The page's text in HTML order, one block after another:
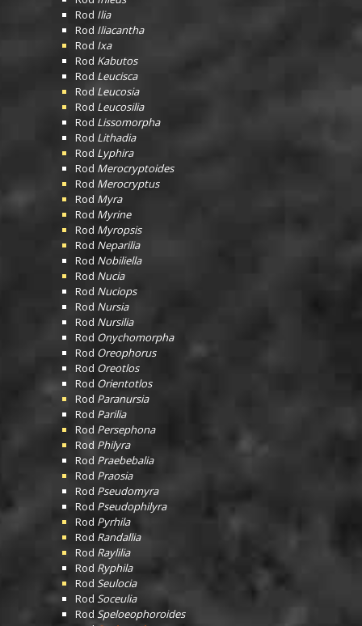
Rod Ilia
Rod Iliacantha
Rod Ixa
Rod Kabutos
Rod Leucisca
Rod Leucosia
Rod Leucosilia
Rod Lissomorpha
Rod Lithadia
Rod Lyphira
Rod Merocryptoides
Rod Merocryptus
Rod Myra
Rod Myrine
Rod Myropsis
Rod Neparilia
Rod Nobiliella
Rod Nucia
Rod Nuciops
Rod Nursia
Rod Nursilia
Rod Onychomorpha
Rod Oreophorus
Rod Oreotlos
Rod Orientotlos
Rod Paranursia
Rod Parilia
Rod Persephona
Rod Philyra
Rod Praebebalia
Rod Praosia
Rod Pseudomyra
Rod Pseudophilyra
Rod Pyrhila
Rod Randallia
Rod Raylilia
Rod Ryphila
Rod Seulocia
Rod Soceulia
Rod Speloeophoroides